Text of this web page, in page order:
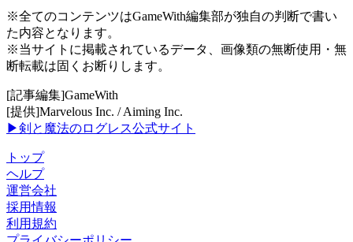
※全てのコンテンツはGameWith編集部が独自の判断で書い
た内容となります。
※当サイトに掲載されているデータ、画像類の無断使用・無
断転載は固くお断りします。
[記事編集]GameWith
[提供]Marvelous Inc. / Aiming Inc.
▶剣と魔法のログレス公式サイト
トップ
ヘルプ
運営会社
採用情報
利用規約